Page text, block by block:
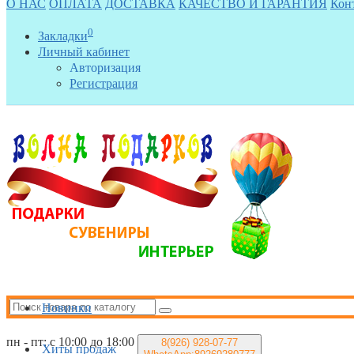
О НАС ОПЛАТА ДОСТАВКА КАЧЕСТВО И ГАРАНТИЯ
Закладки0
Личный кабинет
Авторизация
Регистрация
пн - пт: с 10:00 до 18:00 8(926) 928-07-77
Новинки
Хиты продаж